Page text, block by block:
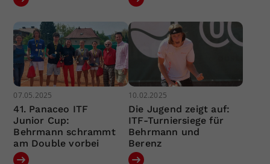
07.05.2025
41. Panaceo ITF
Junior Cup:
Behrmann schrammt
am Double vorbei
10.02.2025
Die Jugend zeigt auf:
ITF-Turniersiege für
Behrmann und
Berenz